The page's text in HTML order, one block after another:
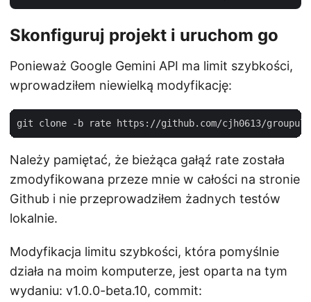
Skonfiguruj projekt i uruchom go
Ponieważ Google Gemini API ma limit szybkości,
wprowadziłem niewielką modyfikację:
Należy pamiętać, że bieżąca gałąź rate została
zmodyfikowana przeze mnie w całości na stronie
Github i nie przeprowadziłem żadnych testów
lokalnie.
Modyfikacja limitu szybkości, która pomyślnie
działa na moim komputerze, jest oparta na tym
wydaniu: v1.0.0-beta.10, commit: